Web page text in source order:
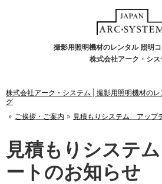
撮影用照明機材のレンタル 照明
株式会社アーク・シス
株式会社アーク・システム | 撮影用照明機材の
グ
ご挨拶・ご案内
見積もりシステム アップ
見積もりシステ
ートのお知らせ